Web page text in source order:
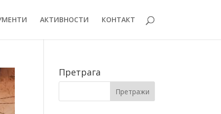
АКТИВНОСТИ КОНТАКТ
Претрага